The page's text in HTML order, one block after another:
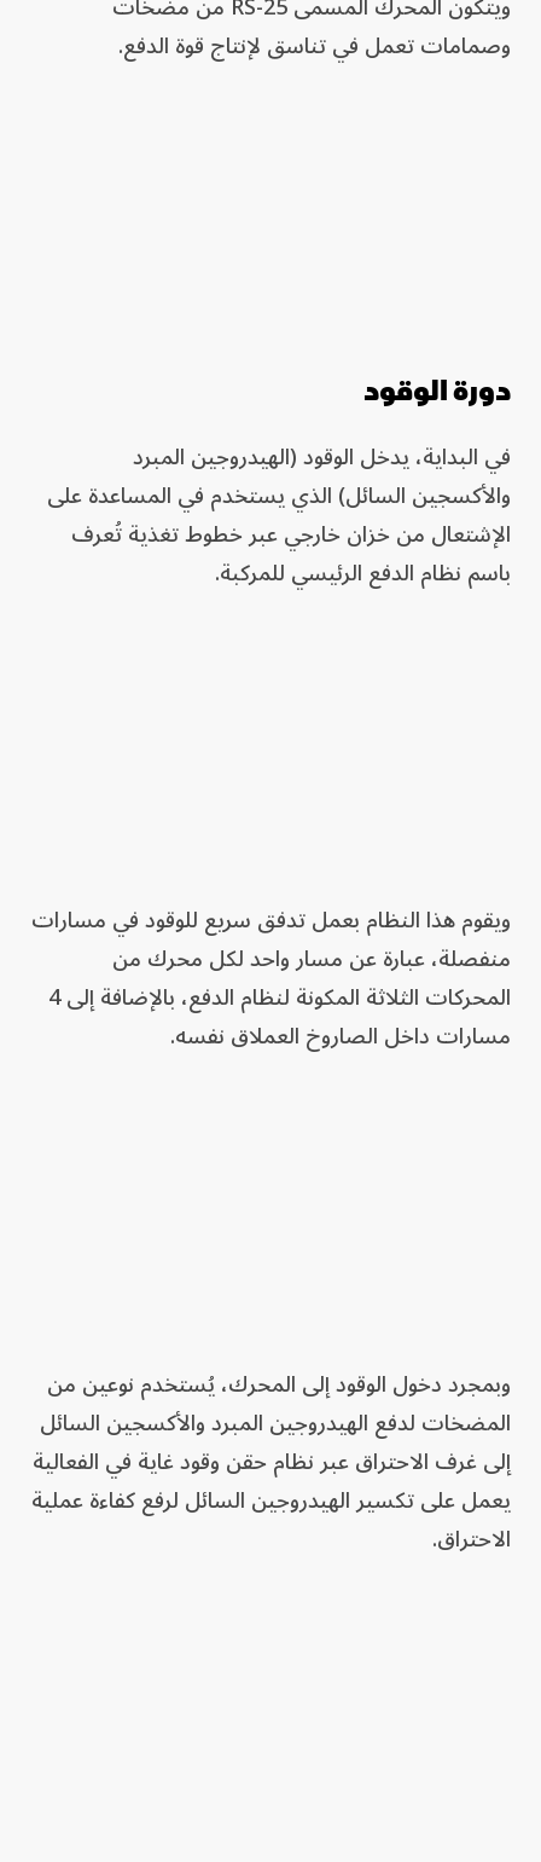
وصمامات تعمل في تناسق لإنتاج قوة الدفع.
دورة الوقود
في البداية، يدخل الوقود (الهيدروجين المبرد
والأكسجين السائل) الذي يستخدم في المساعدة على
الإشتعال من خزان خارجي عبر خطوط تغذية تُعرف
باسم نظام الدفع الرئيسي للمركبة.
ويقوم هذا النظام بعمل تدفق سريع للوقود في مسارات
منفصلة، عبارة عن مسار واحد لكل محرك من
المحركات الثلاثة المكونة لنظام الدفع، بالإضافة إلى 4
مسارات داخل الصاروخ العملاق نفسه.
وبمجرد دخول الوقود إلى المحرك، يُستخدم نوعين من
المضخات لدفع الهيدروجين المبرد والأكسجين السائل
إلى غرف الاحتراق عبر نظام حقن وقود غاية في الفعالية
يعمل على تكسير الهيدروجين السائل لرفع كفاءة عملية
الاحتراق.